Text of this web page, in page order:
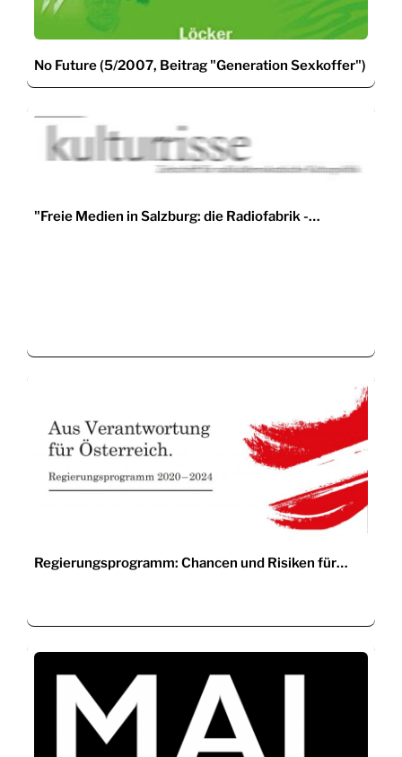
No Future (5/2007, Beitrag "Generation Sexkoffer")
"Freie Medien in Salzburg: die Radiofabrik -…
Regierungsprogramm: Chancen und Risiken für…